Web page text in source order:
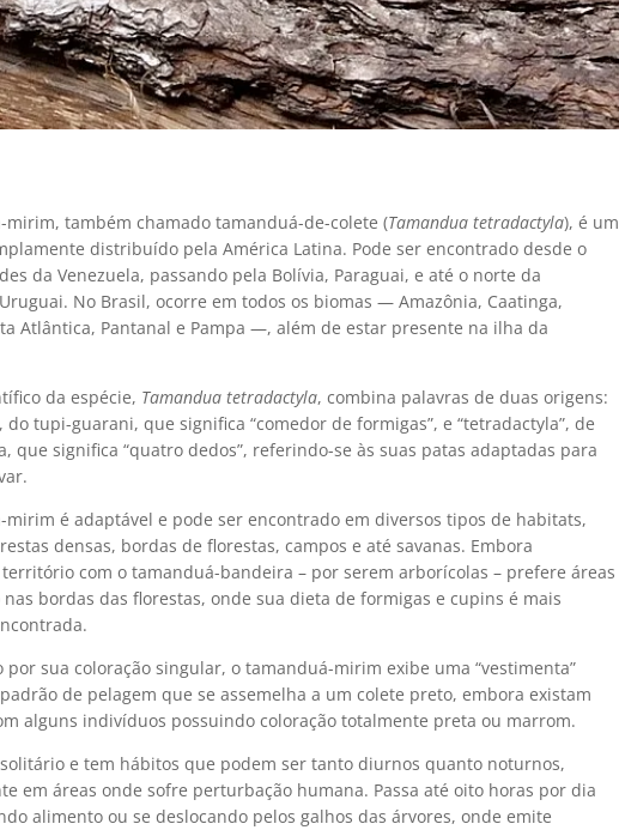
mirim, também chamado tamanduá-de-colete (Tamandua tetradactyla), é um
distribuído pela América Latina. Pode ser encontrado desde o
da Venezuela, passando pela Bolívia, Paraguai, e até o norte da
No Brasil, ocorre em todos os biomas — Amazônia, Caatinga,
Atlântica, Pantanal e Pampa —, além de estar presente na ilha da
da espécie, Tamandua tetradactyla, combina palavras de duas origens:
do tupi-guarani, que significa “comedor de formigas”, e “tetradactyla”, de
que significa “quatro dedos”, referindo-se às suas patas adaptadas para
mirim é adaptável e pode ser encontrado em diversos tipos de habitats,
densas, bordas de florestas, campos e até savanas. Embora
com o tamanduá-bandeira – por serem arborícolas – prefere áreas
bordas das florestas, onde sua dieta de formigas e cupins é mais
por sua coloração singular, o tamanduá-mirim exibe uma “vestimenta”
de pelagem que se assemelha a um colete preto, embora existam
alguns indivíduos possuindo coloração totalmente preta ou marrom.
e tem hábitos que podem ser tanto diurnos quanto noturnos,
em áreas onde sofre perturbação humana. Passa até oito horas por dia
alimento ou se deslocando pelos galhos das árvores, onde emite